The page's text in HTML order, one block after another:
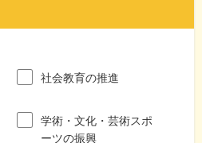
社会教育の推進
学術・文化・芸術スポ
ーツの振興